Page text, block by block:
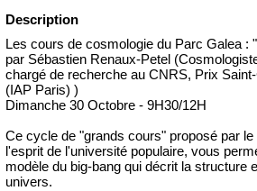
Description
Les cours de cosmologie du Parc Galea :
par Sébastien Renaux-Petel
chargé de recherche au CNRS, Prix
(IAP Paris) )
Dimanche 30 Octobre - 9H30/12H
Ce cycle de "grands cours" proposé par
l'esprit de l'université populaire, vous
modèle du big-bang qui décrit la structure
univers.